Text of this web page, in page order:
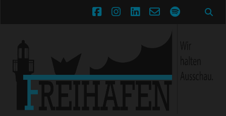
facebookinstagram
linkedin
email-spotify